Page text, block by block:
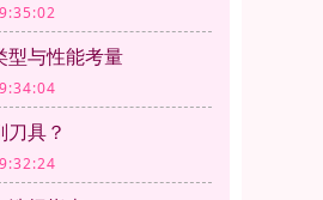
型与性能考量
具？